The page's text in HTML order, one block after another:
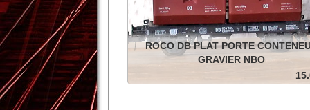
ROCO DB PLAT PORTE
GRAVIER NBO